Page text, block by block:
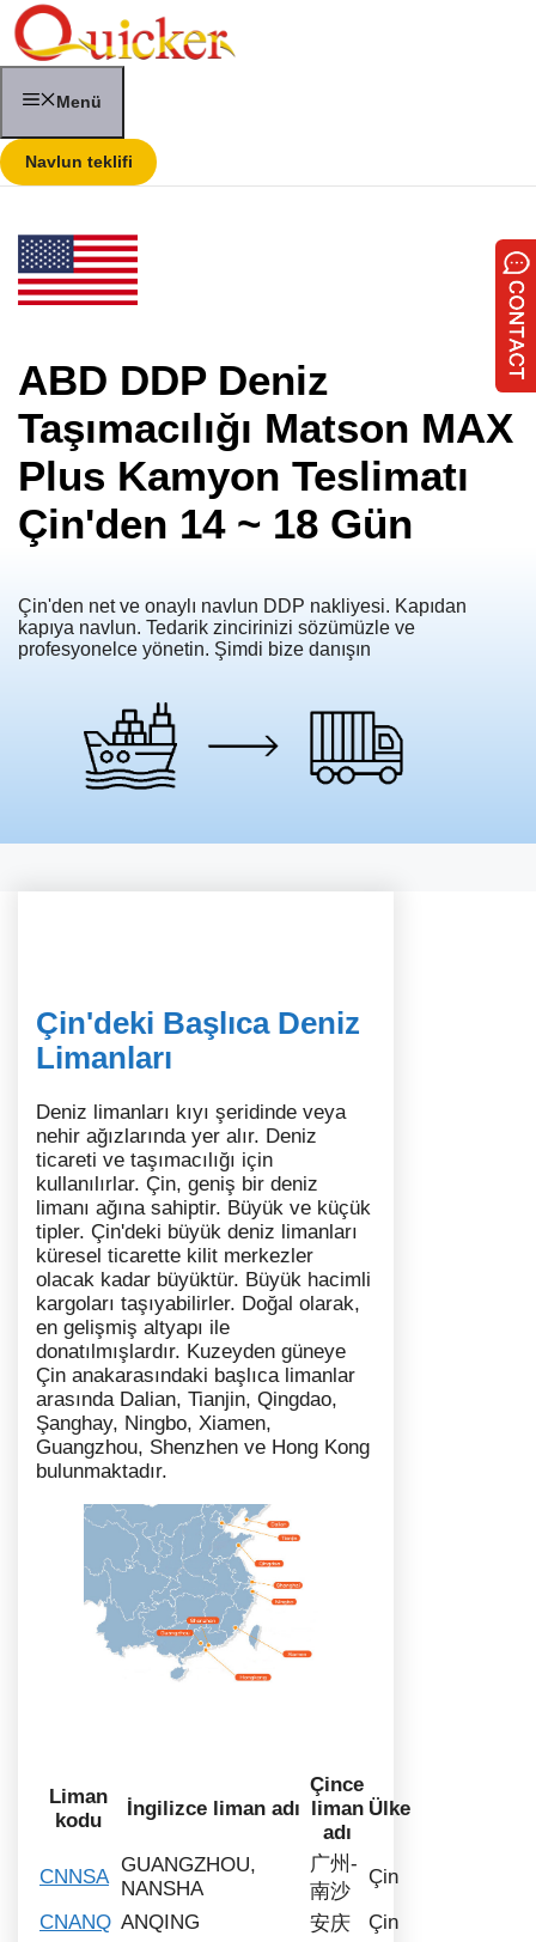
İçeriğe
atla
Menü
Navlun teklifi
ABD DDP Deniz
Taşımacılığı Matson MAX
Plus Kamyon Teslimatı
Çin'den 14 ~ 18 Gün
Çin'den net ve onaylı navlun DDP nakliyesi. Kapıdan
kapıya navlun. Tedarik zincirinizi sözümüzle ve
profesyonelce yönetin. Şimdi bize danışın
Çin'deki Başlıca Deniz
Limanları
Deniz limanları kıyı şeridinde veya
nehir ağızlarında yer alır. Deniz
ticareti ve taşımacılığı için
kullanılırlar. Çin, geniş bir deniz
limanı ağına sahiptir. Büyük ve küçük
tipler. Çin'deki büyük deniz limanları
küresel ticarette kilit merkezler
olacak kadar büyüktür. Büyük hacimli
kargoları taşıyabilirler. Doğal olarak,
en gelişmiş altyapı ile
donatılmışlardır. Kuzeyden güneye
Çin anakarasındaki başlıca limanlar
arasında Dalian, Tianjin, Qingdao,
Şanghay, Ningbo, Xiamen,
Guangzhou, Shenzhen ve Hong Kong
bulunmaktadır.
Liman
kodu
İngilizce liman adı
Çince
liman
adı
Ülke
CNNSA
GUANGZHOU,
NANSHA
广州-
南沙
Çin
CNANQ ANQING 安庆
Çin